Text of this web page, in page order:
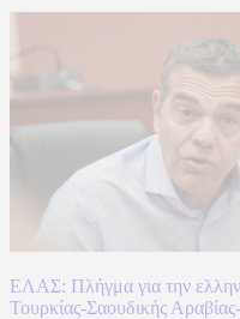
ΕΛΑΣ: Πλήγμα για την
Τουρκίας-Σαουδικής